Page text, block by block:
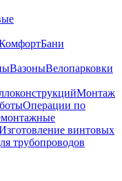
Бани
ВазоныВелопарковки
Монтаж
Операции по
винтовых
трубопроводов